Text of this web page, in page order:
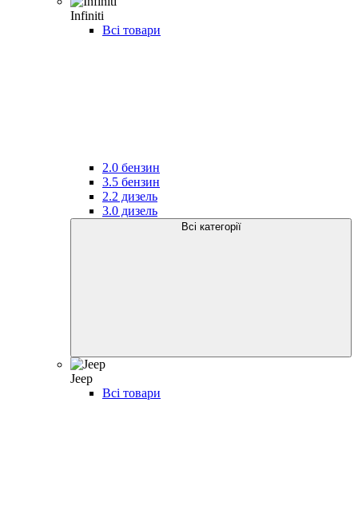
Infiniti
Всі товари
2.0 бензин
3.5 бензин
2.2 дизель
3.0 дизель
Всі категорії
Jeep
Всі товари